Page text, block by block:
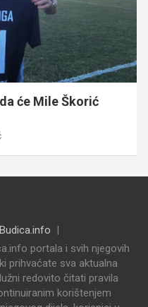
će Mile Škorić
Budica.info
portala i svih njegovih
prihvaćate sva aktualna
redovito čitati pravila
korištenjem